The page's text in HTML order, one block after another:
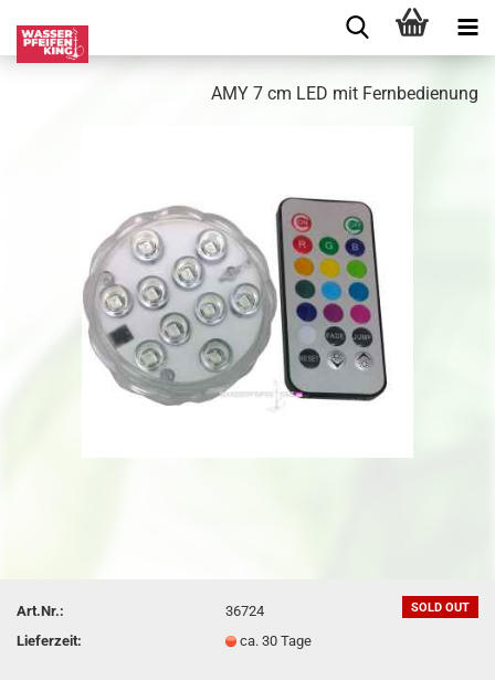
AMY 7 cm LED mit Fernbedienung
SOLD OUT
Art.Nr.:
36724
Lieferzeit:
ca. 30 Tage